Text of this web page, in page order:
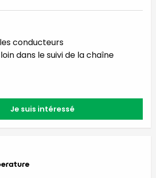
conducteurs
dans le suivi de la chaîne
Je suis intéressé